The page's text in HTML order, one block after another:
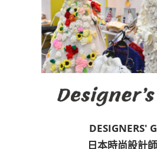
DESIGNERS'
日本時尚設計